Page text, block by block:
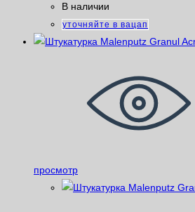
В наличии
уточняйте в вацап
просмотр